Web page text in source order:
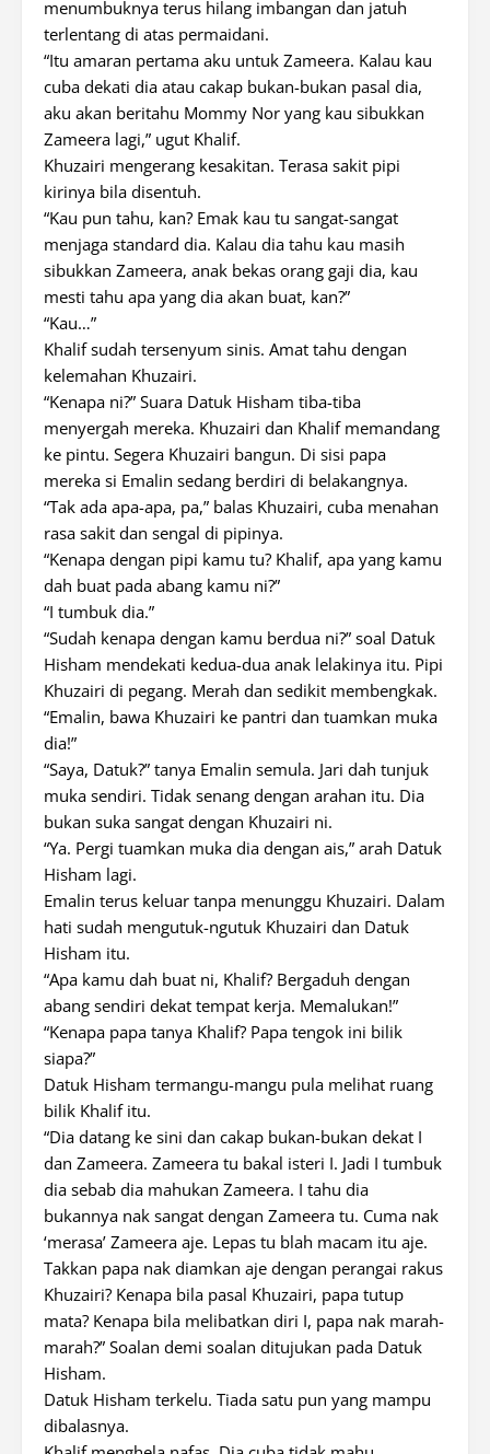
menumbuknya terus hilang imbangan dan jatuh
terlentang di atas permaidani.
“Itu amaran pertama aku untuk Zameera. Kalau kau
cuba dekati dia atau cakap bukan-bukan pasal dia,
aku akan beritahu Mommy Nor yang kau sibukkan
Zameera lagi,” ugut Khalif.
Khuzairi mengerang kesakitan. Terasa sakit pipi
kirinya bila disentuh.
“Kau pun tahu, kan? Emak kau tu sangat-sangat
menjaga standard dia. Kalau dia tahu kau masih
sibukkan Zameera, anak bekas orang gaji dia, kau
mesti tahu apa yang dia akan buat, kan?”
“Kau…”
Khalif sudah tersenyum sinis. Amat tahu dengan
kelemahan Khuzairi.
“Kenapa ni?” Suara Datuk Hisham tiba-tiba
menyergah mereka. Khuzairi dan Khalif memandang
ke pintu. Segera Khuzairi bangun. Di sisi papa
mereka si Emalin sedang berdiri di belakangnya.
“Tak ada apa-apa, pa,” balas Khuzairi, cuba menahan
rasa sakit dan sengal di pipinya.
“Kenapa dengan pipi kamu tu? Khalif, apa yang kamu
dah buat pada abang kamu ni?”
“I tumbuk dia.”
“Sudah kenapa dengan kamu berdua ni?” soal Datuk
Hisham mendekati kedua-dua anak lelakinya itu. Pipi
Khuzairi di pegang. Merah dan sedikit membengkak.
“Emalin, bawa Khuzairi ke pantri dan tuamkan muka
dia!”
“Saya, Datuk?” tanya Emalin semula. Jari dah tunjuk
muka sendiri. Tidak senang dengan arahan itu. Dia
bukan suka sangat dengan Khuzairi ni.
“Ya. Pergi tuamkan muka dia dengan ais,” arah Datuk
Hisham lagi.
Emalin terus keluar tanpa menunggu Khuzairi. Dalam
hati sudah mengutuk-ngutuk Khuzairi dan Datuk
Hisham itu.
“Apa kamu dah buat ni, Khalif? Bergaduh dengan
abang sendiri dekat tempat kerja. Memalukan!”
“Kenapa papa tanya Khalif? Papa tengok ini bilik
siapa?”
Datuk Hisham termangu-mangu pula melihat ruang
bilik Khalif itu.
“Dia datang ke sini dan cakap bukan-bukan dekat I
dan Zameera. Zameera tu bakal isteri I. Jadi I tumbuk
dia sebab dia mahukan Zameera. I tahu dia
bukannya nak sangat dengan Zameera tu. Cuma nak
‘merasa’ Zameera aje. Lepas tu blah macam itu aje.
Takkan papa nak diamkan aje dengan perangai rakus
Khuzairi? Kenapa bila pasal Khuzairi, papa tutup
mata? Kenapa bila melibatkan diri I, papa nak marah-
marah?” Soalan demi soalan ditujukan pada Datuk
Hisham.
Datuk Hisham terkelu. Tiada satu pun yang mampu
dibalasnya.